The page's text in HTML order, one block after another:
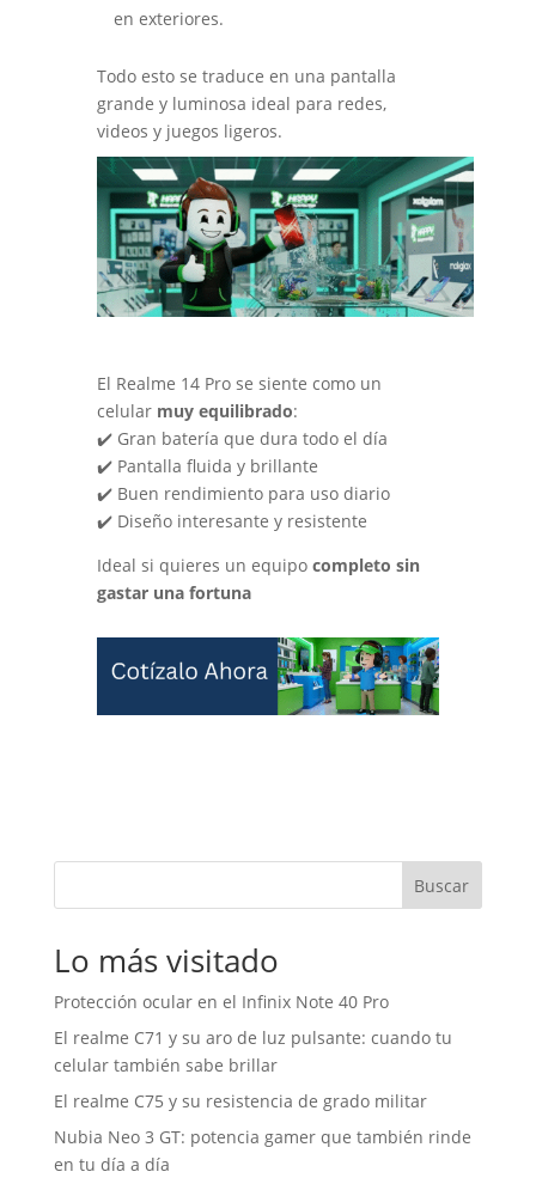
en exteriores.
Todo esto se traduce en una pantalla
grande y luminosa ideal para redes,
videos y juegos ligeros.
El Realme 14 Pro se siente como un
celular muy equilibrado:
✔️ Gran batería que dura todo el día
✔️ Pantalla fluida y brillante
✔️ Buen rendimiento para uso diario
✔️ Diseño interesante y resistente
Ideal si quieres un equipo completo sin
gastar una fortuna
Buscar
Lo más visitado
Protección ocular en el Infinix Note 40 Pro
El realme C71 y su aro de luz pulsante: cuando tu
celular también sabe brillar
El realme C75 y su resistencia de grado militar
Nubia Neo 3 GT: potencia gamer que también rinde
en tu día a día